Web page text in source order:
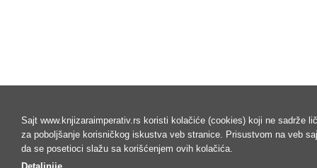
Sajt www.knjizaraimperativ.rs koristi kolačiće (cookies) koji ne sadrže
za poboljšanje korisničkog iskustva veb stranice. Prisustvom na veb
da se posetioci slažu sa korišćenjem ovih kolačića.